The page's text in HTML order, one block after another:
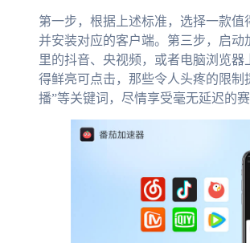
第一步，根据上述标准，选择一款
并安装对应的客户端。第三步，启
里的抖音、央视频，或者电脑浏览
得鲜亮可点击，那些令人头疼的限
播”等关键词，尽情享受毫无延迟的赛